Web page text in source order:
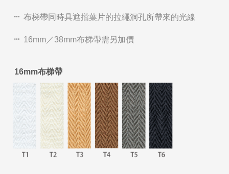
布梯帶同時具遮擋葉片的拉繩洞孔所帶來的光線
16mm／38mm布梯帶需另加價
16mm布梯帶